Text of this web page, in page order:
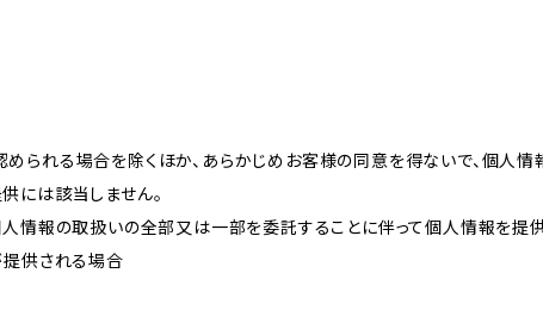
られる場合を除くほか、あらかじめお客様の同意を得ないで、個人
には該当しません。
人情報の取扱いの全部又は一部を委託することに伴って個人情報を提
提供される場合